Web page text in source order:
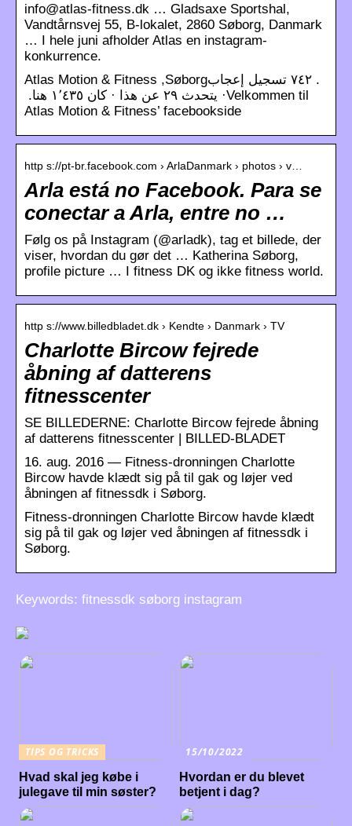
info@atlas-fitness.dk … Gladsaxe Sportshal,
Vandtårnsvej 55, B-lokalet, 2860 Søborg, Danmark
… I hele juni afholder Atlas en instagram-
konkurrence.
· يتحدث ‏٢٩‏ عن هذا · كان ‏١٬٤٣٥‏ هنا‏. ‏‎Velkommen til
http s://pt-br.facebook.com › ArlaDanmark › photos › v…
Arla está no Facebook. Para se
conectar a Arla, entre no …
Følg os på Instagram (@arladk), tag et billede, der
viser, hvordan du gør det … Katherina Søborg,
profile picture … I fitness DK og ikke fitness world.
http s://www.billedbladet.dk › Kendte › Danmark › TV
Charlotte Bircow fejrede
åbning af datterens
fitnesscenter
SE BILLEDERNE: Charlotte Bircow fejrede åbning
af datterens fitnesscenter | BILLED-BLADET
16. aug. 2016 — Fitness-dronningen Charlotte
Bircow havde klædt sig på til gak og løjer ved
åbningen af fitnessdk i Søborg.
Fitness-dronningen Charlotte Bircow havde klædt
sig på til gak og løjer ved åbningen af fitnessdk i
Søborg.
Keywords: fitnessdk søborg instagram
TIPS OG TRICKS
Hvad skal jeg købe i
julegave til min søster?
15/10/2022
Hvordan er du blevet
betjent i dag?